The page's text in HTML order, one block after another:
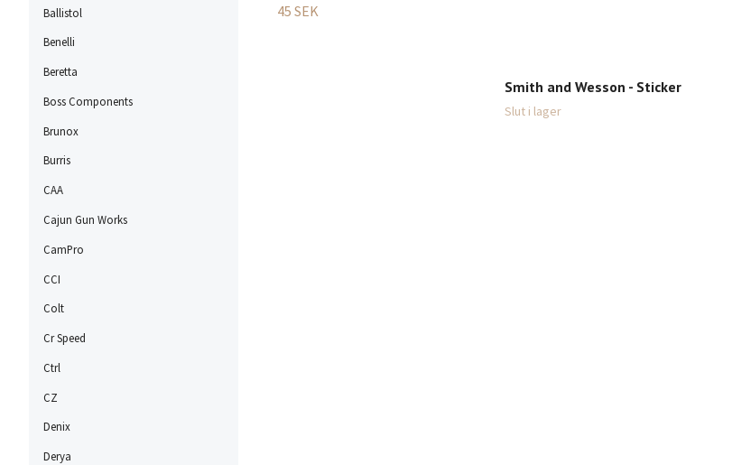
Ballistol
Benelli
Beretta
Boss Components
Brunox
Burris
CAA
Cajun Gun Works
CamPro
CCI
Colt
Cr Speed
Ctrl
CZ
Denix
Derya
45 SEK
Smith and Wesson - Sticker
Slut i lager